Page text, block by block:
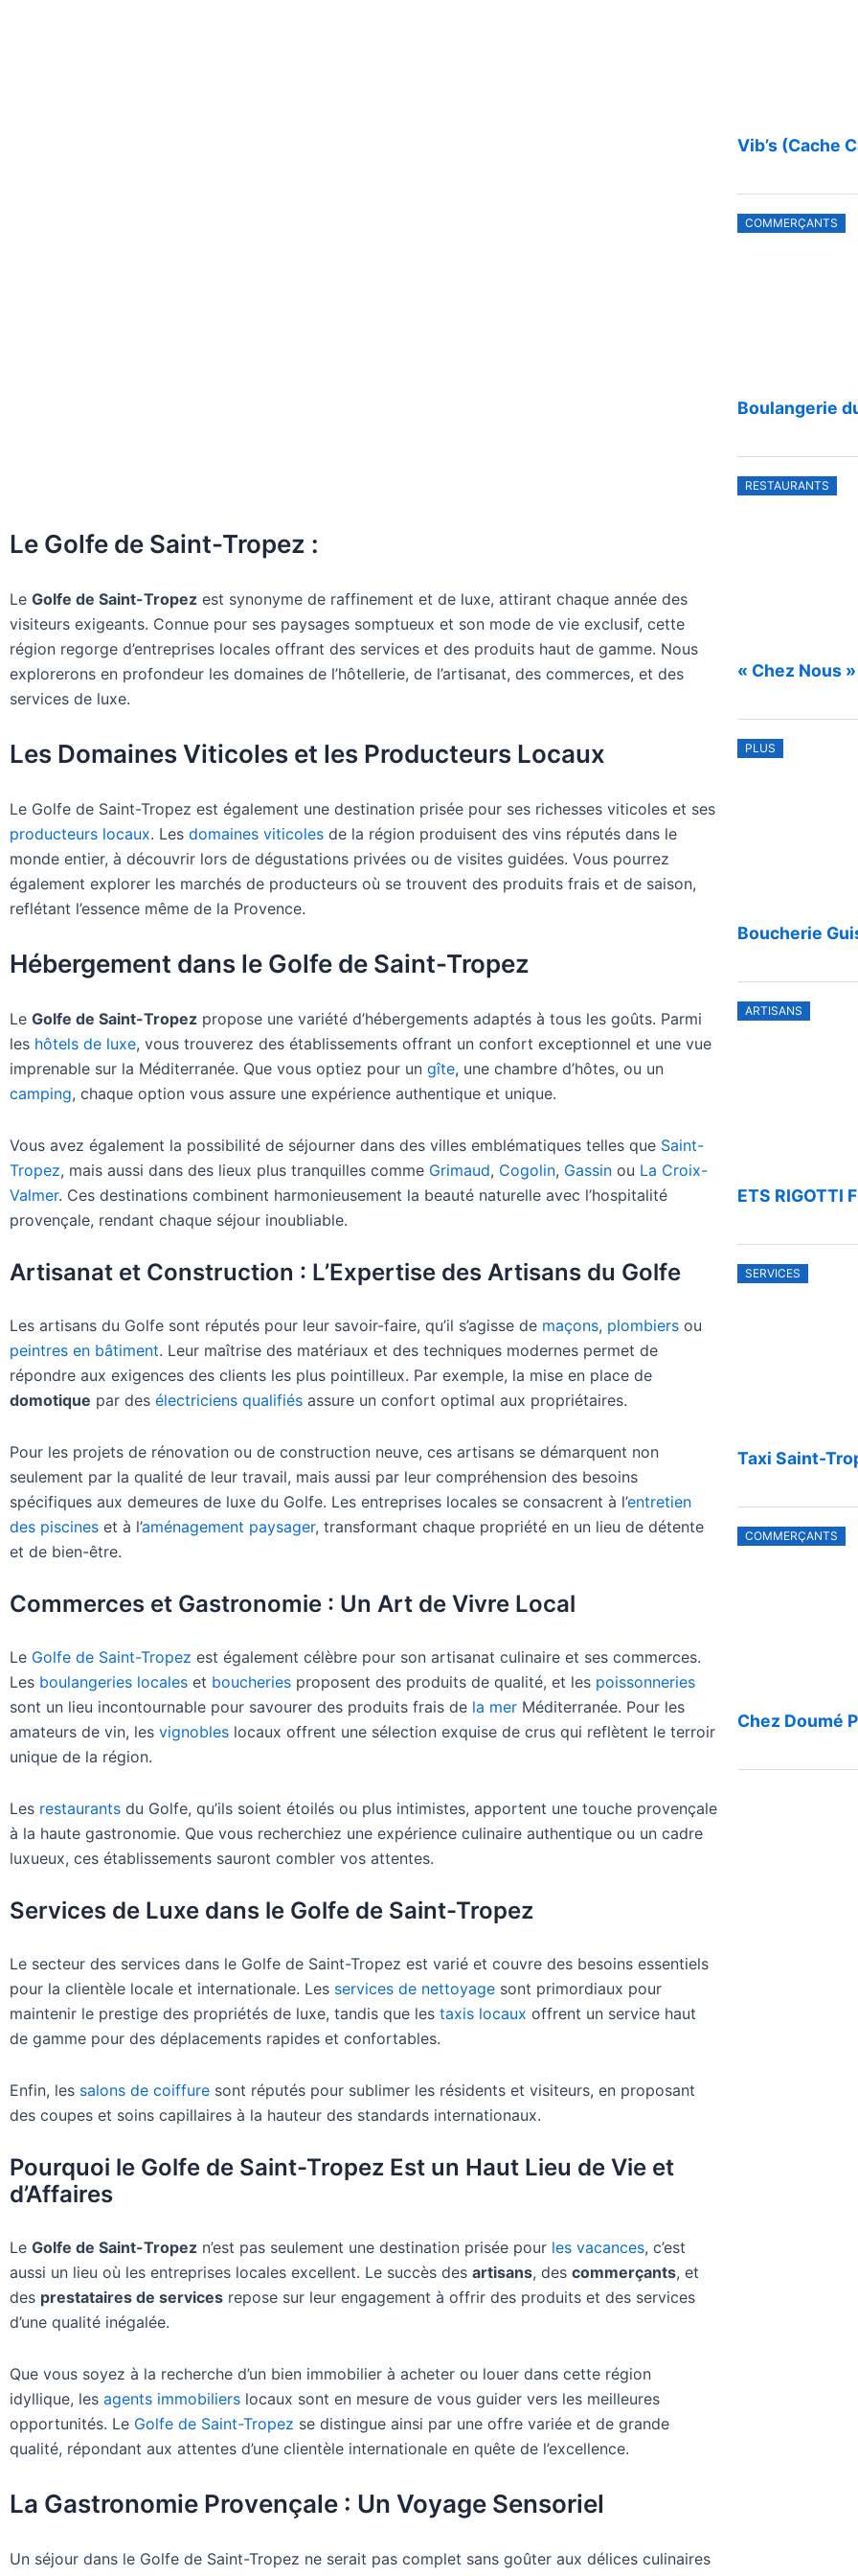
Le Golfe de Saint-Tropez :
Le Golfe de Saint-Tropez est synonyme de raffinement et de luxe, attirant chaque année des
visiteurs exigeants. Connue pour ses paysages somptueux et son mode de vie exclusif, cette
région regorge d’entreprises locales offrant des services et des produits haut de gamme. Nous
explorerons en profondeur les domaines de l’hôtellerie, de l’artisanat, des commerces, et des
services de luxe.
Les Domaines Viticoles et les Producteurs Locaux
Le Golfe de Saint-Tropez est également une destination prisée pour ses richesses viticoles et ses
producteurs locaux. Les domaines viticoles de la région produisent des vins réputés dans le
monde entier, à découvrir lors de dégustations privées ou de visites guidées. Vous pourrez
également explorer les marchés de producteurs où se trouvent des produits frais et de saison,
reflétant l’essence même de la Provence.
Hébergement dans le Golfe de Saint-Tropez
Le Golfe de Saint-Tropez propose une variété d’hébergements adaptés à tous les goûts. Parmi
les hôtels de luxe, vous trouverez des établissements offrant un confort exceptionnel et une vue
imprenable sur la Méditerranée. Que vous optiez pour un gîte, une chambre d’hôtes, ou un
camping, chaque option vous assure une expérience authentique et unique.
Vous avez également la possibilité de séjourner dans des villes emblématiques telles que Saint-
Tropez, mais aussi dans des lieux plus tranquilles comme Grimaud, Cogolin, Gassin ou La Croix-
Valmer. Ces destinations combinent harmonieusement la beauté naturelle avec l’hospitalité
provençale, rendant chaque séjour inoubliable.
Artisanat et Construction : L’Expertise des Artisans du Golfe
Les artisans du Golfe sont réputés pour leur savoir-faire, qu’il s’agisse de maçons, plombiers ou
peintres en bâtiment. Leur maîtrise des matériaux et des techniques modernes permet de
répondre aux exigences des clients les plus pointilleux. Par exemple, la mise en place de
domotique par des électriciens qualifiés assure un confort optimal aux propriétaires.
Pour les projets de rénovation ou de construction neuve, ces artisans se démarquent non
seulement par la qualité de leur travail, mais aussi par leur compréhension des besoins
spécifiques aux demeures de luxe du Golfe. Les entreprises locales se consacrent à l’entretien
des piscines et à l’aménagement paysager, transformant chaque propriété en un lieu de détente
et de bien-être.
Commerces et Gastronomie : Un Art de Vivre Local
Le Golfe de Saint-Tropez est également célèbre pour son artisanat culinaire et ses commerces.
Les boulangeries locales et boucheries proposent des produits de qualité, et les poissonneries
sont un lieu incontournable pour savourer des produits frais de la mer Méditerranée. Pour les
amateurs de vin, les vignobles locaux offrent une sélection exquise de crus qui reflètent le terroir
unique de la région.
Les restaurants du Golfe, qu’ils soient étoilés ou plus intimistes, apportent une touche provençale
à la haute gastronomie. Que vous recherchiez une expérience culinaire authentique ou un cadre
luxueux, ces établissements sauront combler vos attentes.
Services de Luxe dans le Golfe de Saint-Tropez
Le secteur des services dans le Golfe de Saint-Tropez est varié et couvre des besoins essentiels
pour la clientèle locale et internationale. Les services de nettoyage sont primordiaux pour
maintenir le prestige des propriétés de luxe, tandis que les taxis locaux offrent un service haut
de gamme pour des déplacements rapides et confortables.
Enfin, les salons de coiffure sont réputés pour sublimer les résidents et visiteurs, en proposant
des coupes et soins capillaires à la hauteur des standards internationaux.
Pourquoi le Golfe de Saint-Tropez Est un Haut Lieu de Vie et
d’Affaires
Le Golfe de Saint-Tropez n’est pas seulement une destination prisée pour les vacances, c’est
aussi un lieu où les entreprises locales excellent. Le succès des artisans, des commerçants, et
des prestataires de services repose sur leur engagement à offrir des produits et des services
d’une qualité inégalée.
Que vous soyez à la recherche d’un bien immobilier à acheter ou louer dans cette région
idyllique, les agents immobiliers locaux sont en mesure de vous guider vers les meilleures
opportunités. Le Golfe de Saint-Tropez se distingue ainsi par une offre variée et de grande
qualité, répondant aux attentes d’une clientèle internationale en quête de l’excellence.
La Gastronomie Provençale : Un Voyage Sensoriel
Un séjour dans le Golfe de Saint-Tropez ne serait pas complet sans goûter aux délices culinaires
Vib’s (Cache
COMMERÇANTS
Boulangerie
RESTAURANTS
« Chez Nous »
PLUS
Boucherie
ARTISANS
ETS RIGOTTI
SERVICES
Taxi Saint-
COMMERÇANTS
Chez Doumé